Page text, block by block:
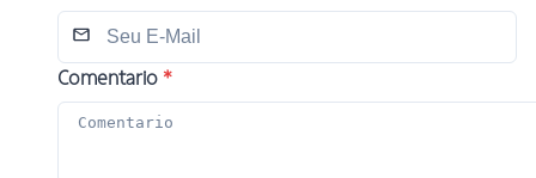
Comentario *